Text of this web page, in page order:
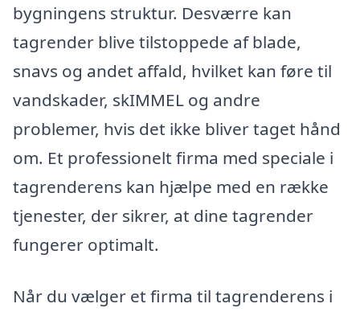
bygningens struktur. Desværre kan
tagrender blive tilstoppede af blade,
snavs og andet affald, hvilket kan føre til
vandskader, skIMMEL og andre
problemer, hvis det ikke bliver taget hånd
om. Et professionelt firma med speciale i
tagrenderens kan hjælpe med en række
tjenester, der sikrer, at dine tagrender
fungerer optimalt.
Når du vælger et firma til tagrenderens i